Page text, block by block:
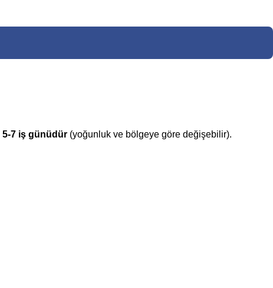
5-7 iş günüdür (yoğunluk ve bölgeye göre değişebilir).